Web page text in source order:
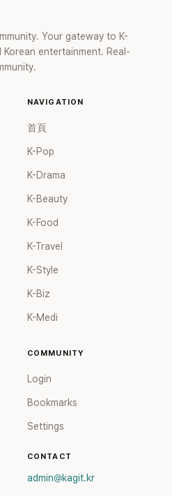
Your gateway to K-
Korean entertainment. Real-
NAVIGATION
首頁
K-Pop
K-Drama
K-Beauty
K-Food
K-Travel
K-Style
K-Biz
K-Medi
COMMUNITY
Login
Bookmarks
Settings
CONTACT
admin@kagit.kr